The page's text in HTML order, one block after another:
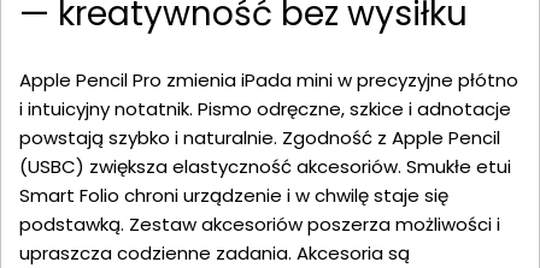
— kreatywność bez wysiłku
Apple Pencil Pro zmienia iPada mini w precyzyjne płótno
i intuicyjny notatnik. Pismo odręczne, szkice i adnotacje
powstają szybko i naturalnie. Zgodność z Apple Pencil
(USBC) zwiększa elastyczność akcesoriów. Smukłe etui
Smart Folio chroni urządzenie i w chwilę staje się
podstawką. Zestaw akcesoriów poszerza możliwości i
upraszcza codzienne zadania. Akcesoria są